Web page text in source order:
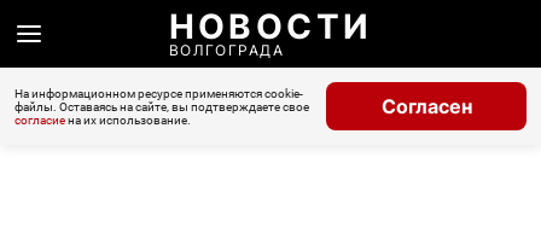
НОВОСТИ
ВОЛГОГРАДА
На информационном ресурсе применяются cookie-
файлы. Оставаясь на сайте, вы подтверждаете свое
согласиена их использование.
Согласен